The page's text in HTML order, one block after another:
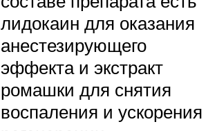
лидокаин для оказания
анестезирующего
эффекта и экстракт
ромашки для снятия
воспаления и ускорения